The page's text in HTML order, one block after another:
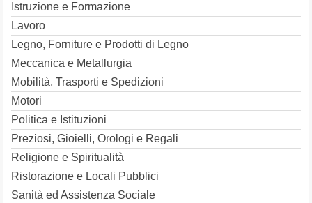
Istruzione e Formazione
Lavoro
Legno, Forniture e Prodotti di Legno
Meccanica e Metallurgia
Mobilità, Trasporti e Spedizioni
Motori
Politica e Istituzioni
Preziosi, Gioielli, Orologi e Regali
Religione e Spiritualità
Ristorazione e Locali Pubblici
Sanità ed Assistenza Sociale